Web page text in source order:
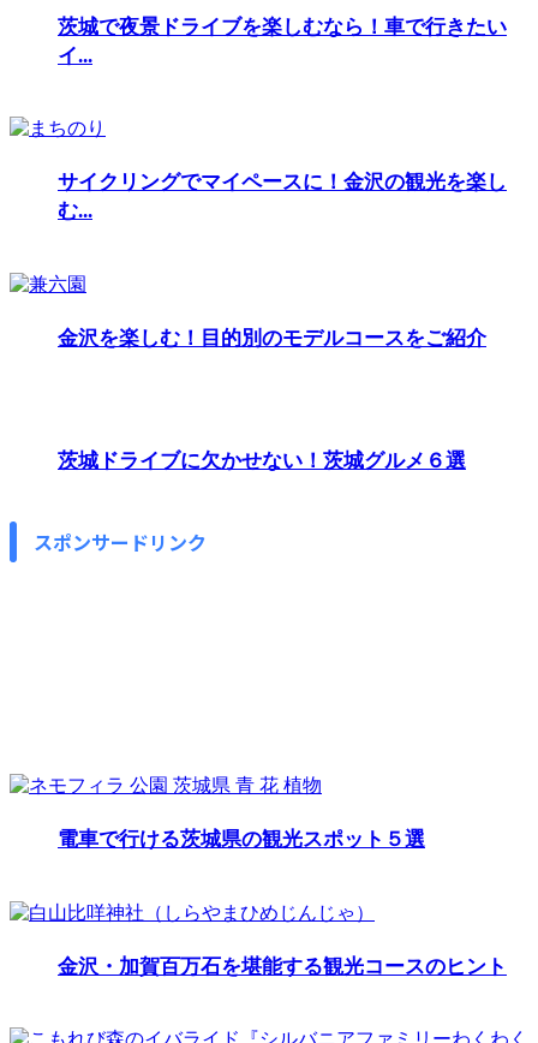
茨城で夜景ドライブを楽しむなら！車で行きたい
イ...
サイクリングでマイペースに！金沢の観光を楽し
む...
金沢を楽しむ！目的別のモデルコースをご紹介
茨城ドライブに欠かせない！茨城グルメ６選
スポンサードリンク
電車で行ける茨城県の観光スポット５選
金沢・加賀百万石を堪能する観光コースのヒント